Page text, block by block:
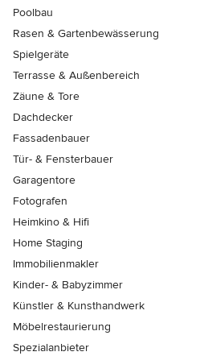
Poolbau
Rasen & Gartenbewässerung
Spielgeräte
Terrasse & Außenbereich
Zäune & Tore
Dachdecker
Fassadenbauer
Tür- & Fensterbauer
Garagentore
Fotografen
Heimkino & Hifi
Home Staging
Immobilienmakler
Kinder- & Babyzimmer
Künstler & Kunsthandwerk
Möbelrestaurierung
Spezialanbieter